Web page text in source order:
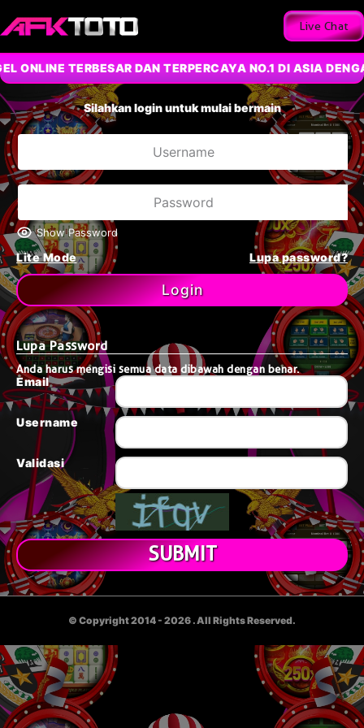
Live Chat
ONLINE TERBESAR DAN TERPERCAYA NO.1 DI ASIA
Silahkan login untuk mulai bermain
Show Password
Lite Mode Lupa password?
Login
Lupa Password
Anda harus mengisi semua data dibawah dengan benar.
Email
Username
Validasi
© Copyright 2014 - 2026 . All Rights Reserved.